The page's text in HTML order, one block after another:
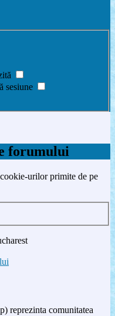
sesiune
forumului
urilor primite de pe
reprezinta comunitatea